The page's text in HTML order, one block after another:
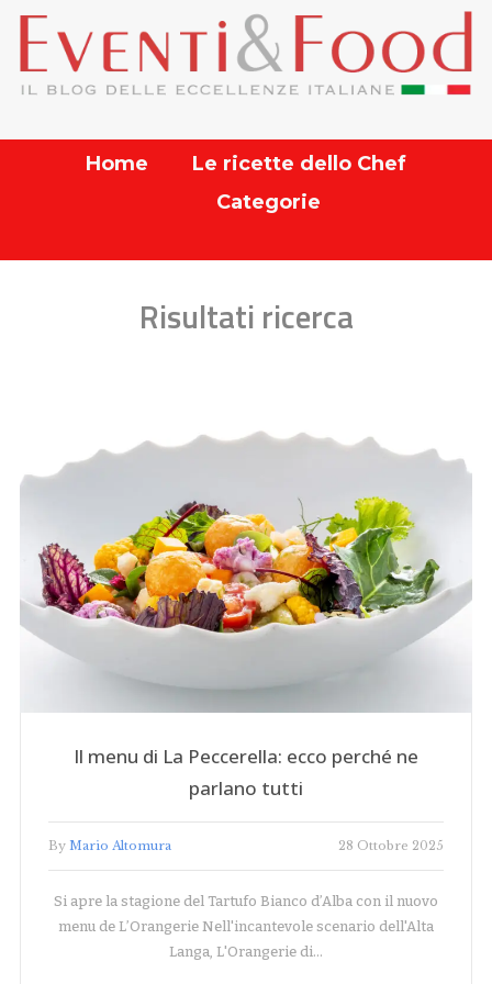
Home
Le ricette dello Chef
Categorie
Risultati ricerca
Il menu di La Peccerella: ecco perché ne
parlano tutti
By Mario Altomura 28 Ottobre 2025
Si apre la stagione del Tartufo Bianco d’Alba con il nuovo
menu de L’Orangerie Nell'incantevole scenario dell'Alta
Langa, L'Orangerie di…